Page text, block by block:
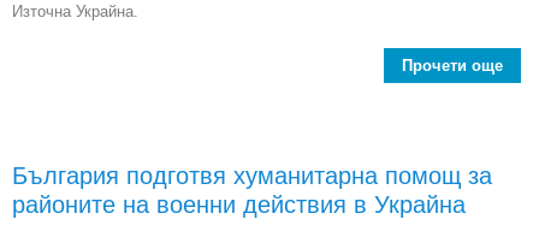
Източна Украйна.
Прочети още
България подготвя хуманитарна помощ за
районите на военни действия в Украйна